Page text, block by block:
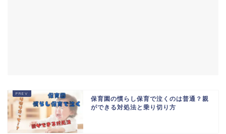
保育園の慣らし保育で泣くのは普通？親
ができる対処法と乗り切り方